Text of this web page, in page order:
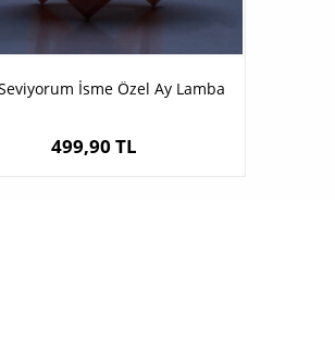
İsme Özel Ay Lamba
499,90 TL